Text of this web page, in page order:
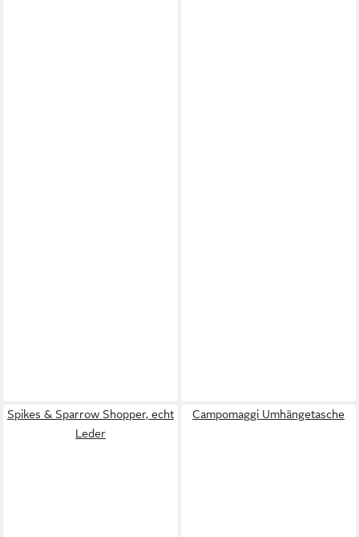
Spikes & Sparrow Shopper, echt
Leder
Campomaggi Umhängetasche